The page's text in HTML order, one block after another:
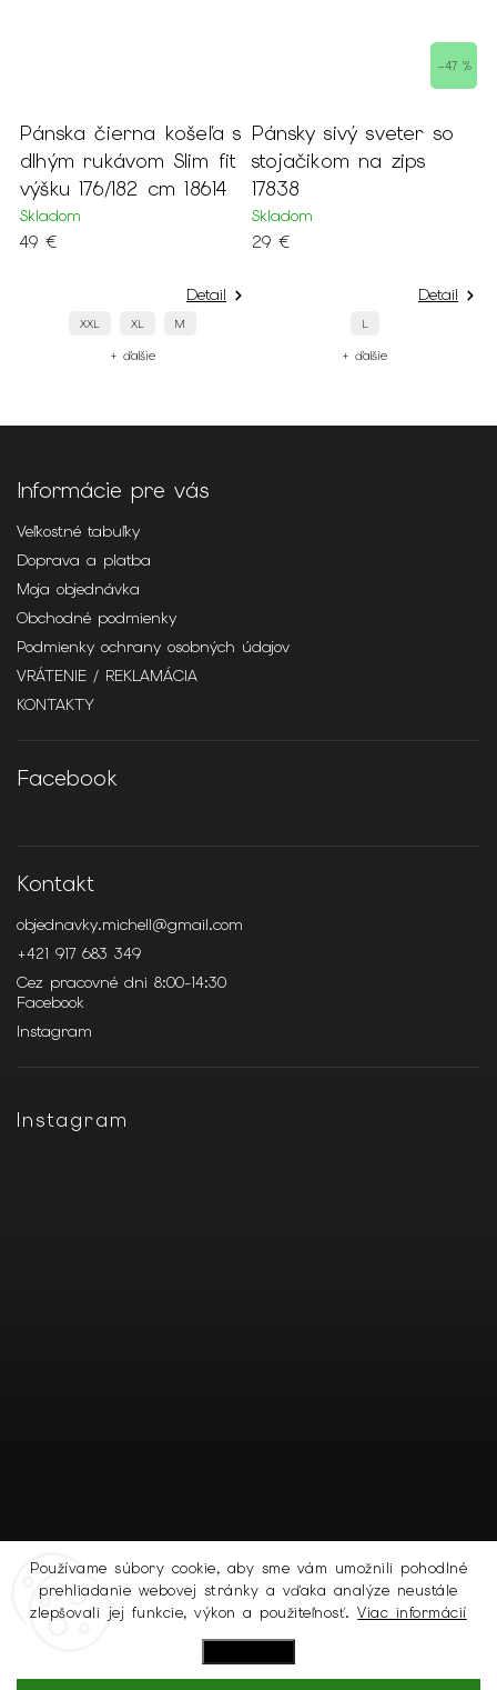
Používame súbory cookie, aby sme vám umožnili pohodlné
prehliadanie webovej stránky a vďaka analýze neustále
zlepšovali jej funkcie, výkon a použiteľnosť.Viac informácií
Pánska čierna košeľa s
dlhým rukávom Slim fit
výšku 176/182 cm 18614
Skladom
49 €
Detail
XXL XL M
+ ďalšie
–47 %
Pánsky sivý sveter so
stojačikom na zips
17838
Skladom
29 €
Detail
L
+ ďalšie
Informácie pre vás
Veľkostné tabuľky
Doprava a platba
Moja objednávka
Obchodné podmienky
Podmienky ochrany osobných údajov
VRÁTENIE / REKLAMÁCIA
KONTAKTY
Facebook
Kontakt
objednavky.michell@gmail.com
+421 917 683 349
Cez pracovné dni 8:00-14:30
Facebook
Instagram
Instagram
Sledovať na Instagrame
Copyright 2026MICHELL.SK. Všetky práva vyhradené.